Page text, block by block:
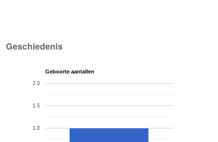
Geschiedenis
Geboorte aantallen
1.0
1.5
2.0